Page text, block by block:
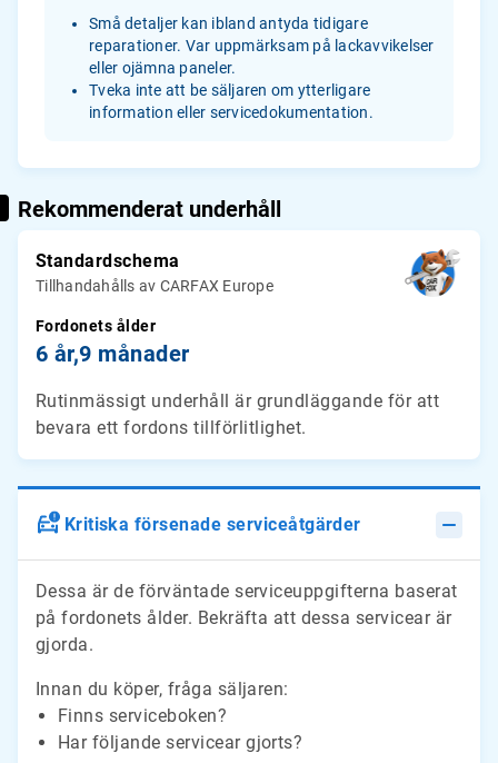
Små detaljer kan ibland antyda tidigare
reparationer. Var uppmärksam på lackavvikelser
eller ojämna paneler.
Tveka inte att be säljaren om ytterligare
information eller servicedokumentation.
Rekommenderat underhåll
Standardschema
Tillhandahålls av CARFAX Europe
Fordonets ålder
6 år,9 månader
Rutinmässigt underhåll är grundläggande för att
bevara ett fordons tillförlitlighet.
Kritiska försenade serviceåtgärder
Dessa är de förväntade serviceuppgifterna baserat
på fordonets ålder. Bekräfta att dessa servicear är
gjorda.
Innan du köper, fråga säljaren:
Finns serviceboken?
Har följande servicear gjorts?